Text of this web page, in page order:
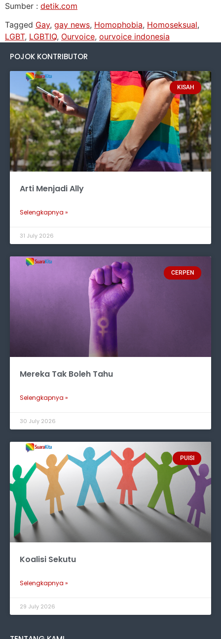
Sumber : detik.com
Tagged Gay, gay news, Homophobia, Homoseksual,
LGBT, LGBTIQ, Ourvoice, ourvoice indonesia
POJOK KONTRIBUTOR
KISAH
Arti Menjadi Ally
Selengkapnya »
31 July 2026
CERPEN
Mereka Tak Boleh Tahu
Selengkapnya »
30 July 2026
PUISI
Koalisi Sekutu
Selengkapnya »
29 July 2026